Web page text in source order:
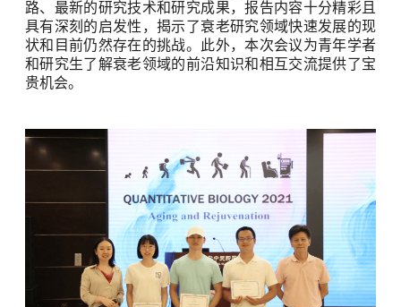
路、最新的研究技术和研究成果，报告内容十分精彩且
具有深刻的启发性，揭示了衰老研究领域快速发展的现
状和目前仍然存在的挑战。此外，本次会议为青年学者
和研究生了解衰老领域的前沿知识和相互交流提供了宝
贵机会。